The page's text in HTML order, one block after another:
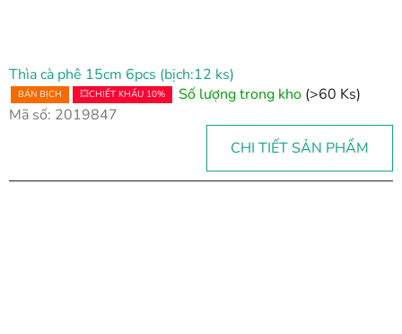
h
ẩ
m
Thìa cà phê 15cm 6pcs (bịch:12 ks)
BÁN BỊCH 💥CHIẾT KHẤU 10% Số lượng trong kho (>60 Ks)
Mã số: 2019847
CHI TIẾT SẢN PHẨM